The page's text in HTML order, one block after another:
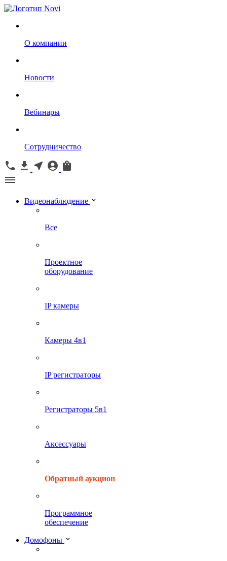
О компании
Новости
Вебинары
Сотрудничество
Видеонаблюдение
Все
Проектное
оборудование
IP камеры
Камеры 4в1
IP регистраторы
Регистраторы 5в1
Аксессуары
Обратный аукцион
Программное
обеспечение
Домофоны